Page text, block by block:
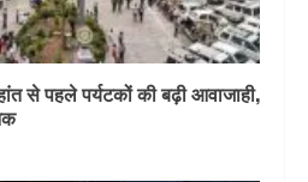
से पहले पर्यटकों की बढ़ी आवाजाही,